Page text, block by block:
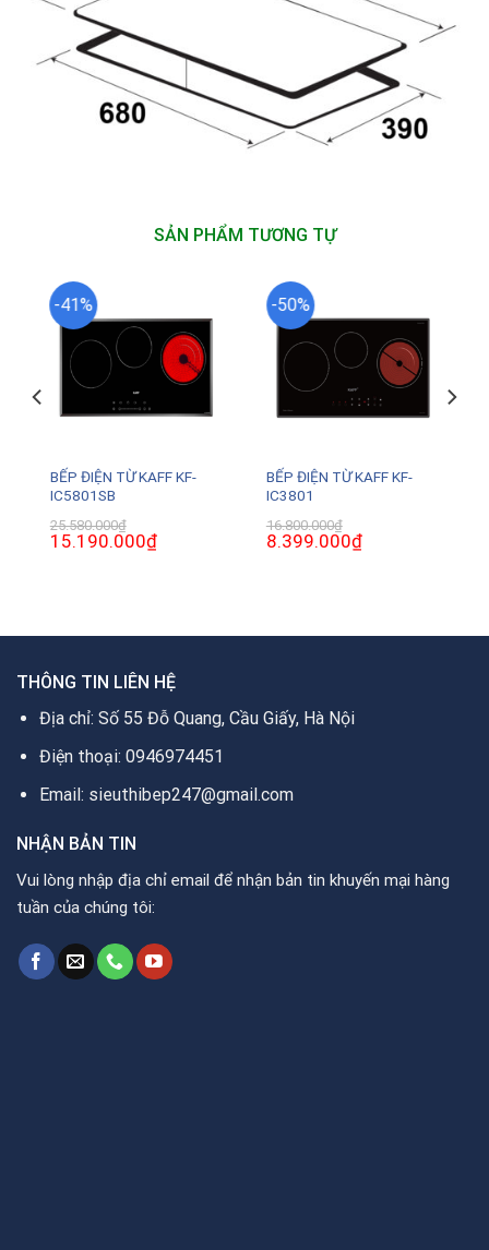
SẢN PHẨM TƯƠNG TỰ
-41%
BẾP ĐIỆN TỪ KAFF KF-
IC5801SB
25.580.000₫
Giá
gốc
15.190.000₫Giá
hiện
-50%
BẾP ĐIỆN TỪ KAFF KF-
IC3801
16.800.000₫
Giá
gốc
8.399.000₫Giá
hiện
THÔNG TIN LIÊN HỆ
Địa chỉ: Số 55 Đỗ Quang, Cầu Giấy, Hà Nội
Điện thoại: 0946974451
Email: sieuthibep247@gmail.com
NHẬN BẢN TIN
Vui lòng nhập địa chỉ email để nhận bản tin khuyến mại hàng
tuần của chúng tôi: